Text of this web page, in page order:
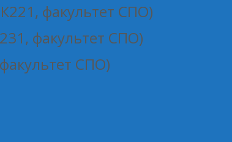
факультет СПО)
факультет СПО)
СПО)